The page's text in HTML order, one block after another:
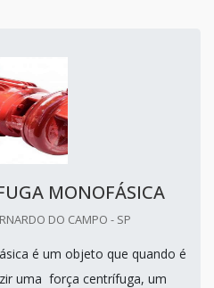
MONOFÁSICA
DO CAMPO - SP
é um objeto que quando é
uma força centrífuga, um